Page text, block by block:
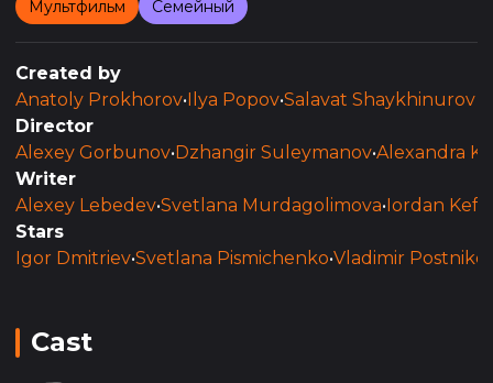
Мультфильм Семейный
Created by
Anatoly Prokhorov• Ilya Popov•Salavat Shaykhinurov
Director
Alexey Gorbunov• Dzhangir Suleymanov•Alexandra
Writer
Alexey Lebedev•Svetlana Murdagolimova• Iordan
Stars
Igor Dmitriev•Svetlana Pismichenko•Vladimir
Cast